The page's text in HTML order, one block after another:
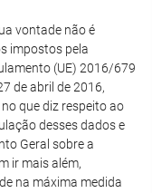
vontade não é
impostos pela
(UE) 2016/679
de abril de 2016,
que diz respeito ao
desses dados e
Geral sobre a
ir mais além,
na máxima medida